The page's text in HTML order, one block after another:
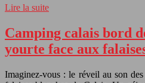
Lire la suite
Camping calais bord
yourte face aux
Imaginez-vous : le réveil au son